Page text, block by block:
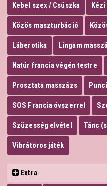
Kebel szex / Csúszka
Közös maszturbáció
Láberotika Lingam
Natúr francia végén testre
Prosztata masszázs
SOS Francia óvszerrel
Szüzesség elvétel Tánc
Vibrátoros játék
Extra